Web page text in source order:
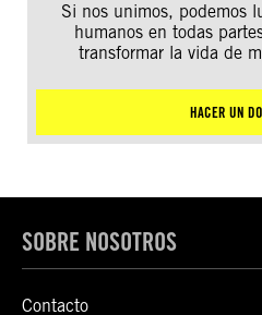
Si nos unimos, podemos
humanos en todas
transformar la vida de
HACER UN
SOBRE NOSOTROS
Contacto